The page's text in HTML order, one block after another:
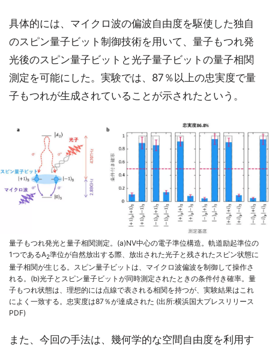
具体的には、マイクロ波の偏波自由度を駆使した独自
のスピン量子ビット制御技術を用いて、量子もつれ発
光後のスピン量子ビットと光子量子ビットの量子相関
測定を可能にした。実験では、87％以上の忠実度で量
子もつれが生成されていることが示されたという。
量子もつれ発光と量子相関測定。(a)NV中心の電子準位構造。軌道励起準位の
1つであるA2準位が自然放出する際、放出された光子と残されたスピン状態に
量子相関が生じる。スピン量子ビットは、マイクロ波偏波を制御して操作さ
れる。(b)光子とスピン量子ビットが同時測定されたときの条件付き確率。量
子もつれ状態は、理想的には点線で表される相関を持つが、実験結果はこれ
によく一致する。忠実度は87％が達成された (出所:横浜国大プレスリリース
PDF)
また、今回の手法は、幾何学的な空間自由度を利用す